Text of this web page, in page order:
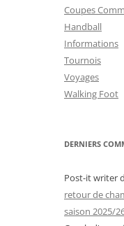
Coupes
Handball
Informations
Tournois
Voyages
Walking Foot
DERNIERS
Post-it writer
retour de
saison 2025/